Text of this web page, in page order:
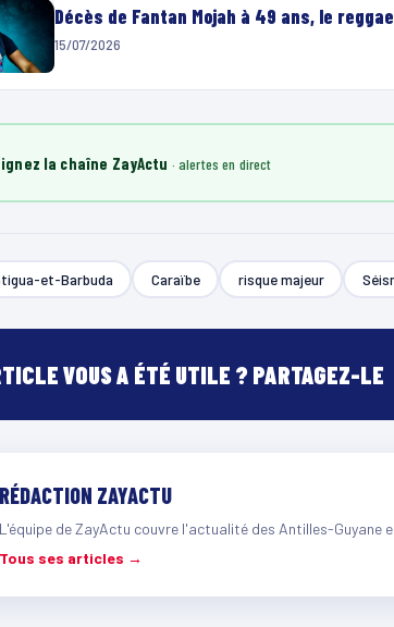
Décès de Fantan Mojah à 49 ans, le
15/07/2026
la chaîne ZayActu
et-Barbuda Caraïbe risque majeur
VOUS A ÉTÉ UTILE ? PARTAGEZ-LE
RÉDACTION ZAYACTU
L'équipe de ZayActu couvre l'actualité des Antilles-Guyane
Tous ses articles →